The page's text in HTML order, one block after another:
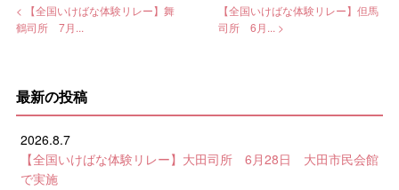
< 【全国いけばな体験リレー】舞
鶴司所 7月...
【全国いけばな体験リレー】但馬
司所 6月... >
最新の投稿
2026.8.7
【全国いけばな体験リレー】大田司所 6月28日 大田市民会館
で実施